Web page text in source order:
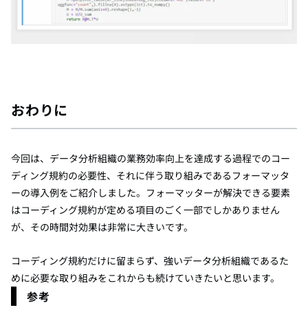
おわりに
今回は、データ分析組織の業務効率向上を達成する過程でのコー
ディング規約の必要性、それに伴う取り組みであるフォーマッタ
ーの導入例をご紹介しました。フォーマッターが解決できる要素
はコーディング規約が定める項目のごく一部でしかありません
が、その時間対効果は非常に大きいです。
コーディング規約だけに留まらず、強いデータ分析組織であるた
めに必要な取り組みをこれからも続けていきたいと思います。
参考